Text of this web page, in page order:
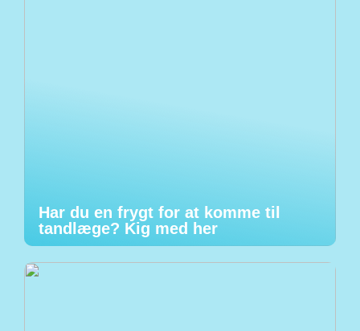
Har du en frygt for at komme til
tandlæge? Kig med her